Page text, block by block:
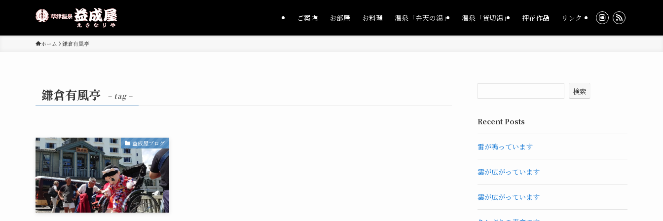
ご案内 お部屋 お料理 温泉「弁天の湯」 温泉「貸切湯」 押花作品 リンク
ホーム 鎌倉有風亭
鎌倉有風亭 – tag –
益成屋ブログ
検索
Recent Posts
雷が鳴っています
雲が広がっています
雲が広がっています